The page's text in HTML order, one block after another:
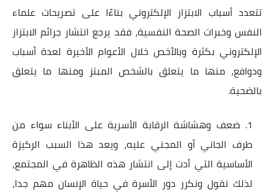
تتعدد أسباب الابتزاز الإلكتروني بناءًا على تصريحات علماء
النفس وخبرات الصحة النفسية، فقد يرجع انتشار جرائم الابتزاز
الإلكتروني بكثرة وبالأخص خلال الأعوام الأخيرة لعدة أسباب
ودوافع، منها ما يتعلق بالشخص المبتز ومنها ما يتعلق
بالضحية.
ضعف وهشاشة الرقابة الأسرية على الأبناء سواء من
طرف الجاني أو المجني عليه، ويعد هذا السبب الركيزة
الأساسية التي أدت إلى انتشار هذه الظاهرة في المجتمع،
لذلك نقول ونكرر دور الأسرة في حياة الإنسان مهم جدا،